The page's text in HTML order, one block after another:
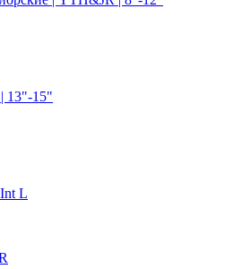
13"-15"
L